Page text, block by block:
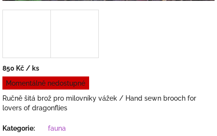
850 Kč / ks
Měrná
cena:
Momentálně nedostupné
Ručně šitá brož pro milovníky vážek / Hand sewn brooch for
lovers of dragonflies
Kategorie:
fauna